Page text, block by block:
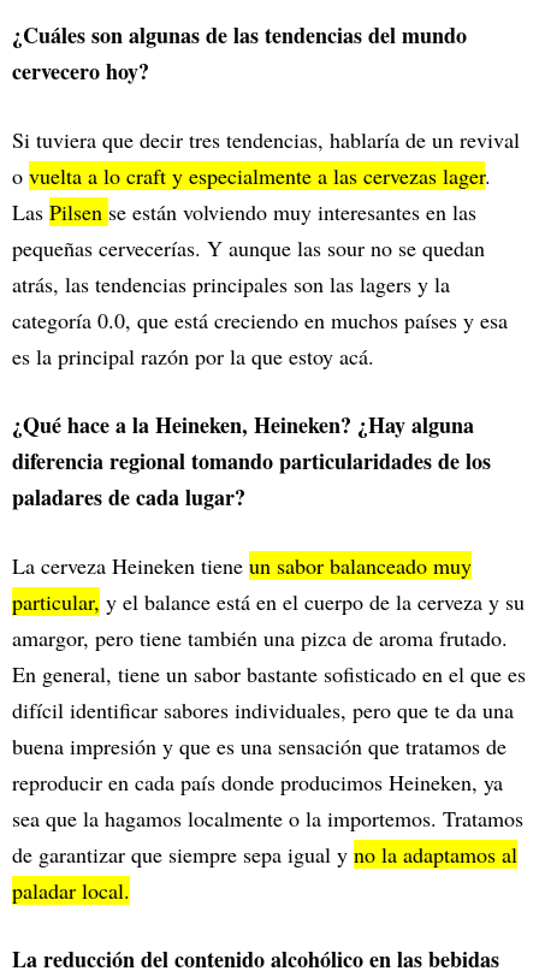
¿Cuáles son algunas de las tendencias del mundo
cervecero hoy?
Si tuviera que decir tres tendencias, hablaría de un revival
o vuelta a lo craft y especialmente a las cervezas lager.
Las Pilsen se están volviendo muy interesantes en las
pequeñas cervecerías. Y aunque las sour no se quedan
atrás, las tendencias principales son las lagers y la
categoría 0.0, que está creciendo en muchos países y esa
es la principal razón por la que estoy acá.
¿Qué hace a la Heineken, Heineken? ¿Hay alguna
diferencia regional tomando particularidades de los
paladares de cada lugar?
La cerveza Heineken tiene un sabor balanceado muy
particular, y el balance está en el cuerpo de la cerveza y su
amargor, pero tiene también una pizca de aroma frutado.
En general, tiene un sabor bastante sofisticado en el que es
difícil identificar sabores individuales, pero que te da una
buena impresión y que es una sensación que tratamos de
reproducir en cada país donde producimos Heineken, ya
sea que la hagamos localmente o la importemos. Tratamos
de garantizar que siempre sepa igual y no la adaptamos al
paladar local.
La reducción del contenido alcohólico en las bebidas